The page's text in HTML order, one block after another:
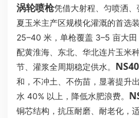
涡轮喷枪凭借大射程、匀喷洒
夏玉米主产区规模化灌溉的首选装
25–40 米，单枪覆盖 3–5 亩大
配黄淮海、东北、华北连片玉米
节、灌浆全周期稳定供水。
和，不冲土、不伤苗，显著提升
水 40% 以上，降低水肥浪费。
铜芯结构，抗压耐磨、耐老化，